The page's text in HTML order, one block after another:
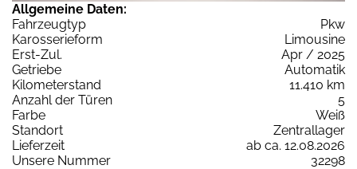
Allgemeine Daten:
Fahrzeugtyp
Pkw
Karosserieform
Limousine
Erst-Zul.
Apr / 2025
Getriebe
Automatik
Kilometerstand
11.410 km
Anzahl der Türen
5
Farbe
Weiß
Standort
Zentrallager
Lieferzeit
ab ca. 12.08.2026
Unsere Nummer
32298